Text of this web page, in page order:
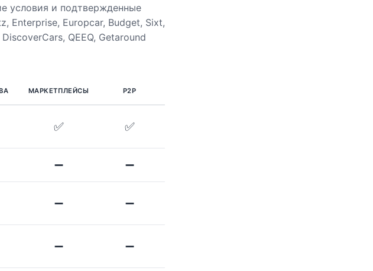
условия и подтвержденные
Enterprise, Europcar, Budget, Sixt,
QEEQ, Getaround
МАРКЕТПЛЕЙСЫ P2P
✅ ✅
➖ ➖
➖ ➖
➖ ➖